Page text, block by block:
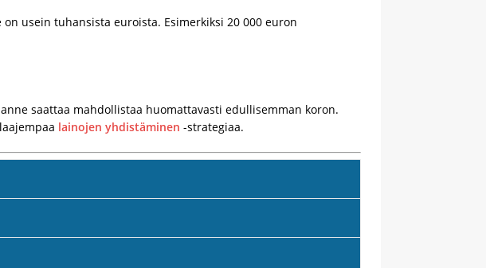
usein tuhansista euroista. Esimerkiksi 20 000 euron
saattaa mahdollistaa huomattavasti edullisemman koron.
lainojen yhdistäminen -strategiaa.